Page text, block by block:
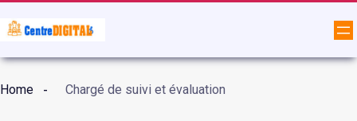
Home Chargé de suivi et évaluation